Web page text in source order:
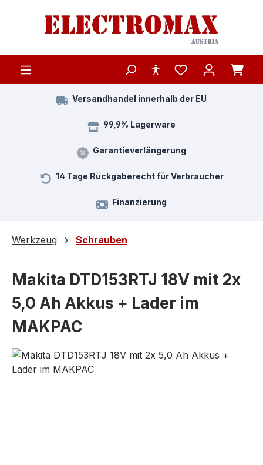
Zum Hauptinhalt springen
Versandhandel innerhalb der EU
99,9% Lagerware
Garantieverlängerung
14 Tage Rückgaberecht für Verbraucher
Finanzierung
Werkzeug Schrauben
Makita DTD153RTJ 18V mit 2x
5,0 Ah Akkus + Lader im
MAKPAC
Bildergalerie überspringen